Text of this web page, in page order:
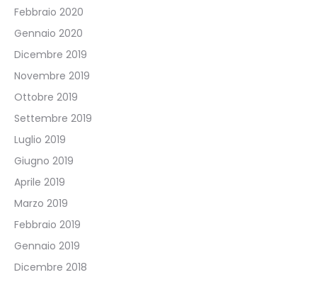
Febbraio 2020
Gennaio 2020
Dicembre 2019
Novembre 2019
Ottobre 2019
Settembre 2019
Luglio 2019
Giugno 2019
Aprile 2019
Marzo 2019
Febbraio 2019
Gennaio 2019
Dicembre 2018